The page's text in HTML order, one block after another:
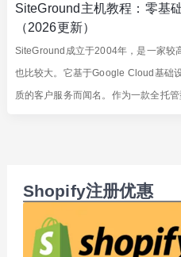
SiteGround主机教程：零基
（2026更新）
SiteGround成立于2004年，是一家较
也比较大。它基于Google Cloud基础
质的客户服务而闻名。作为一款全托管
Shopify注册优惠